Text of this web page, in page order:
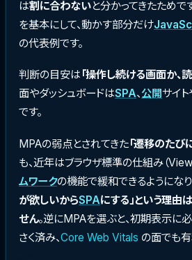
は割に合わないと分かってきたためで
を基本にして、動かす部分だけ
の代表例です。
判断の目安は 「操作し続ける画面か、
面やダッシュボードはSPA、公開サイ
です。
MPAの弱点とされてきた「遷移のたび
も、近年はブラウザ標準の仕組み（
ムワークの機能で緩和できるようになり
が欲しいからSPAにする」という理由
せん。逆にMPAを選ぶと、初期表示に
さく済み、Core Web Vitals の面でも有